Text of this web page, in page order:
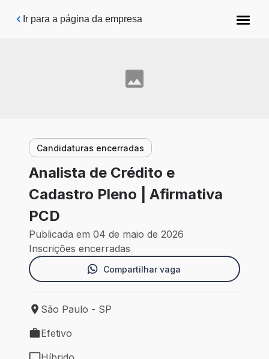
Pular para o conteúdo principal
Ir para a página da empresa
Candidaturas encerradas
Analista de Crédito e
Cadastro Pleno | Afirmativa
PCD
Publicada em 04 de maio de 2026
Inscrições encerradas
Compartilhar vaga
Local de trabalho: São Paulo - SP
São Paulo - SP
Tipo de vaga: Efetivo
Efetivo